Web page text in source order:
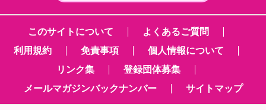
このサイトについて
よくあるご質問
利用規約
免責事項
個人情報について
リンク集
登録団体募集
メールマガジンバックナンバー
サイトマップ